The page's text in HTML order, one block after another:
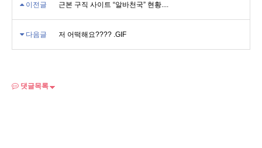
이전글 근본 구직 사이트 “알바천국” 현황....
다음글 저 어떡해요???? .GIF
댓글목록